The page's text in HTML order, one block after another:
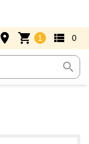
search
place shopping_cart 1 view_list 0